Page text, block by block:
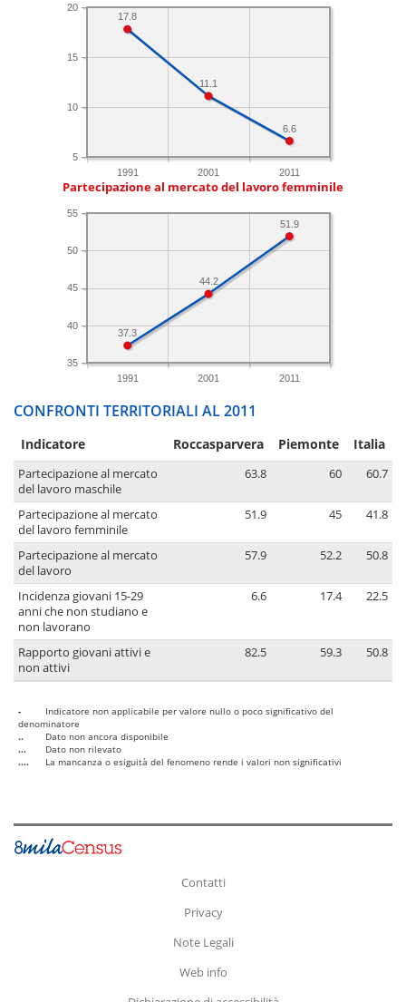
1991 2001 2011
5
10
15
20
6.6
11.1
17.8
Partecipazione al mercato del lavoro femminile
1991 2001 2011
35
40
45
50
55
51.9
44.2
37.3
CONFRONTI TERRITORIALI AL 2011
Indicatore Roccasparvera Piemonte Italia
Partecipazione al mercato
del lavoro maschile
63.8 60 60.7
Partecipazione al mercato
del lavoro femminile
51.9 45 41.8
Partecipazione al mercato
del lavoro
57.9 52.2 50.8
Incidenza giovani 15-29
anni che non studiano e
non lavorano
6.6 17.4 22.5
Rapporto giovani attivi e
non attivi
82.5 59.3 50.8
-
Indicatore non applicabile per valore nullo o poco significativo del
denominatore
..
Dato non ancora disponibile
...
Dato non rilevato
....
La mancanza o esiguità del fenomeno rende i valori non significativi
Contatti
Privacy
Note Legali
Web info